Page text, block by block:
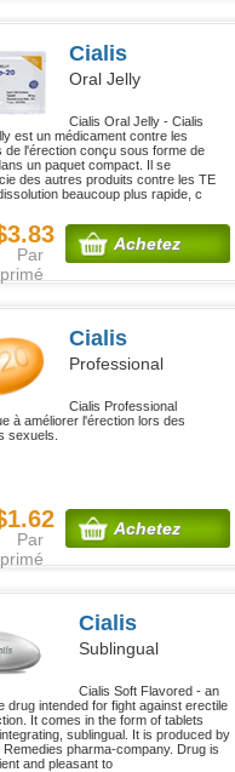
Cialis
Oral Jelly
Cialis Oral Jelly - Cialis
est un médicament contre les
de l'érection conçu sous forme de
un paquet compact. Il se
des autres produits contre les TE
beaucoup plus rapide, c
Par
Achetez
Cialis
Professional
Cialis Professional
à améliorer l'érection lors des
sexuels.
Par
Achetez
Cialis
Sublingual
Cialis Soft Flavored - an
drug intended for fight against erectile
It comes in the form of tablets
sublingual. It is produced by
Remedies pharma-company. Drug is
and pleasant to